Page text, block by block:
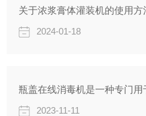
关于浓浆膏体灌装机的使用方
2024-01-18
瓶盖在线消毒机是一种专门
2023-11-11